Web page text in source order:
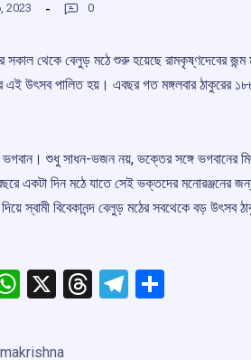
2023 0
সকাল থেকে বেলুড় মঠে শুরু হয়েছে রামকৃষ্ণদেবের
এই উৎসব পালিত হয়। এবছর গত মঙ্গলবার
শুধু সাধন-ভজন নয়, ভক্তের সঙ্গে ভগবানের
একটা দিন মঠে যাতে সেই ভক্তদের
স্বামী বিবেকানন্দ বেলুড় মঠের সবথেকে বড় উৎসব
WhatsApp
X Threads
Telegram